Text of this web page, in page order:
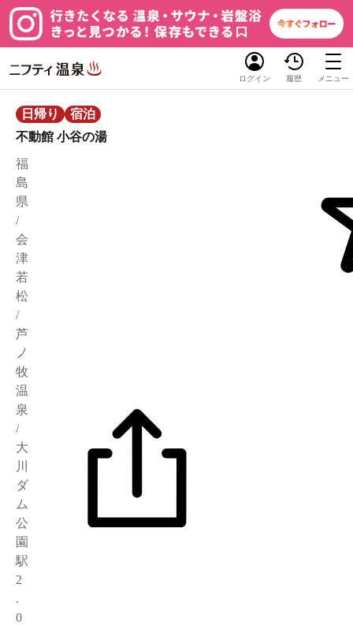
ログイン 履歴 メニュー
日帰り
宿泊
不動館 小谷の湯
福
島
県
/
会
津
若
松
/
芦
ノ
牧
温
泉
/
大
川
ダ
ム
公
園
駅
2
.
0